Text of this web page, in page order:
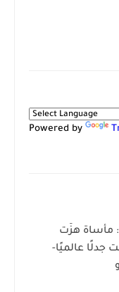
Powered by
مأساة هزّت
جدلًا عالميًا-